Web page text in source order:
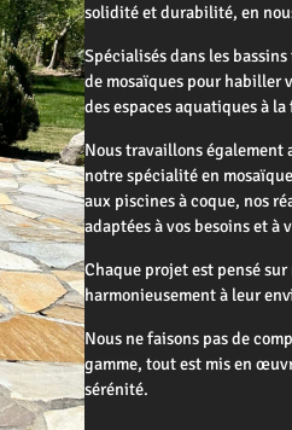
solidité et durabilité, en
Spécialisés dans les
de mosaïques pour habiller
des espaces aquatiques à
Nous travaillons également
notre spécialité en
aux piscines à coque, nos
adaptées à vos besoins et à
Chaque projet est pensé
harmonieusement à leur
Nous ne faisons pas de
gamme, tout est mis en
sérénité.